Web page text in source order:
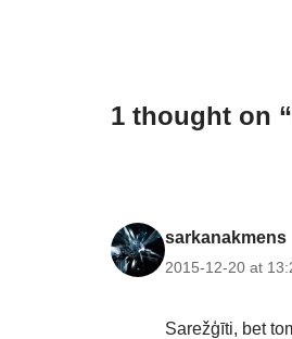
1 thought on
sarkanakmens
2015-12-20 at
Sarežģīti, bet